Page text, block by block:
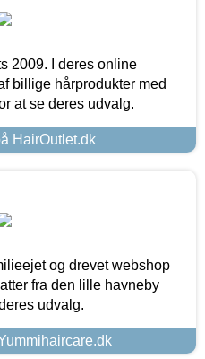
2009. I deres online
billige hårprodukter med
at se deres udvalg.
HairOutlet.dk
og drevet webshop
fra den lille havneby
udvalg.